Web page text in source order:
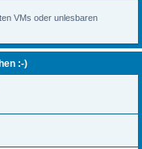
VMs oder unlesbaren
:-)